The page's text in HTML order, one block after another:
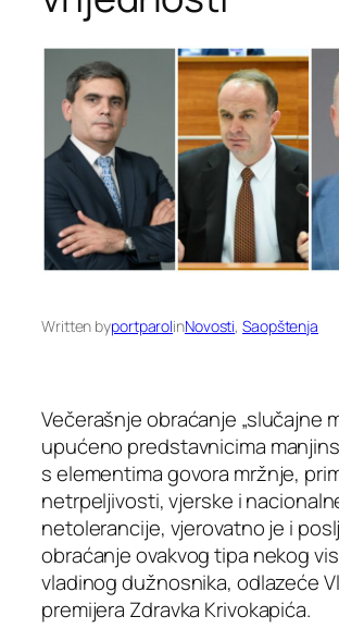
Written byportparolinNovosti, Saopštenja
Večerašnje obraćanje „slučajne
upućeno predstavnicima
s elementima govora mržnje,
netrpeljivosti, vjerske i
netolerancije, vjerovatno je i
obraćanje ovakvog tipa nekog
vladinog dužnosnika, odlazeće
premijera Zdravka Krivokapića.